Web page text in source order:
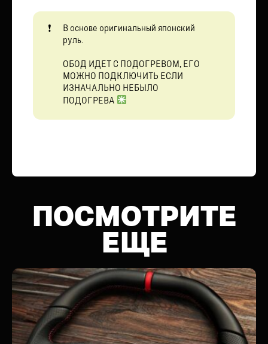
В основе оригинальный японский
руль.
ОБОД ИДЕТ С ПОДОГРЕВОМ, ЕГО
МОЖНО ПОДКЛЮЧИТЬ ЕСЛИ
ИЗНАЧАЛЬНО НЕБЫЛО
ПОДОГРЕВА
ПОСМОТРИТЕ
ЕЩЕ